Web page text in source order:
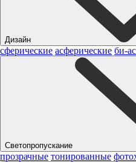
Дизайн
сферические асферические би-
Светопропускание
прозрачные тонированные